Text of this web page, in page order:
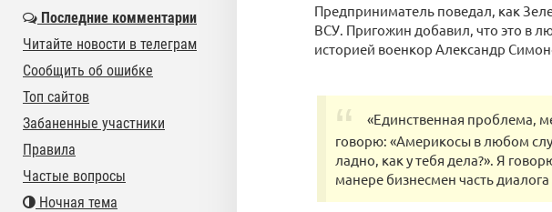
Предприниматель поведал, как
ВСУ. Пригожин добавил, что это в
историей военкор Александр
«Единственная проблема,
говорю: «Америкосы в любом
ладно, как у тебя дела?». Я
манере бизнесмен часть
Последние комментарии
Читайте новости в телеграм
Сообщить об ошибке
Топ сайтов
Забаненные участники
Правила
Частые вопросы
Ночная тема